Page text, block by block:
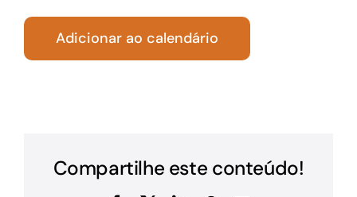
Adicionar ao calendário
Compartilhe este conteúdo!